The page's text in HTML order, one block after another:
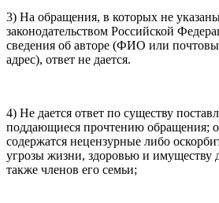
покупаю билет(-ы) для лиц,
категории мероприятия.
Подтвердить
3) На обращения, в которых не
законодательством Российской
сведения об авторе (ФИО или
адрес), ответ не дается.
4) Не дается ответ по существу
поддающиеся прочтению обращения;
содержатся нецензурные либо
угрозы жизни, здоровью и имуществу
также членов его семьи;